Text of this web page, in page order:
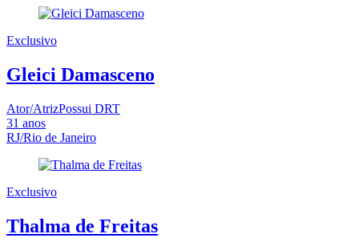
Exclusivo
Gleici Damasceno
Ator/AtrizPossui DRT
31 anos
RJ/Rio de Janeiro
Exclusivo
Thalma de Freitas